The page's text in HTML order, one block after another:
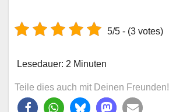
5/5 - (3 votes)
Lesedauer: 2 Minuten
Teile dies auch mit Deinen Freunden!